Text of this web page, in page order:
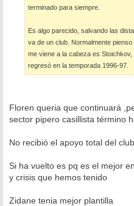
terminado para siempre.
Es algo parecido, salvando las
va de un club. Normalmente
me viene a la cabeza es
regresó en la temporada 1996-97.
Floren queria que continuará
sector pipero casillista término
No recibió el apoyo total del club
Si ha vuelto es pq es el mejor
y crisis que hemos tenido
Zidane tenia mejor plantilla